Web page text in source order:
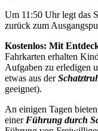
Um 11:50 Uhr legt das
zurück zum
Kostenlos: Mit
Fahrkarten erhalten
Aufgaben zu erledigen
etwas aus der
geeignet).
An einigen Tagen
einer Führung durch